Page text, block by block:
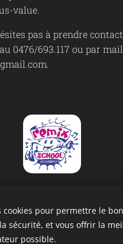
value.
pas à prendre
0476/693.117 ou par
cookies pour permettre le bon
sécurité, et vous offrir la
possible.